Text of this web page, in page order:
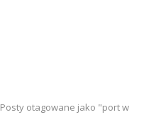
Posty otagowane jako "port w